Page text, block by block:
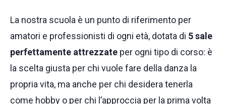
La nostra scuola è un punto di riferimento per
amatori e professionisti di ogni età, dotata di 5 sale
perfettamente attrezzate per ogni tipo di corso: è
la scelta giusta per chi vuole fare della danza la
propria vita, ma anche per chi desidera tenerla
come hobby o per chi l’approccia per la prima volta